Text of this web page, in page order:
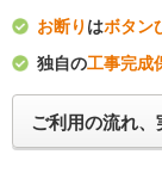
お断り はボタン
独自の工事完成
ご利用の流れ、